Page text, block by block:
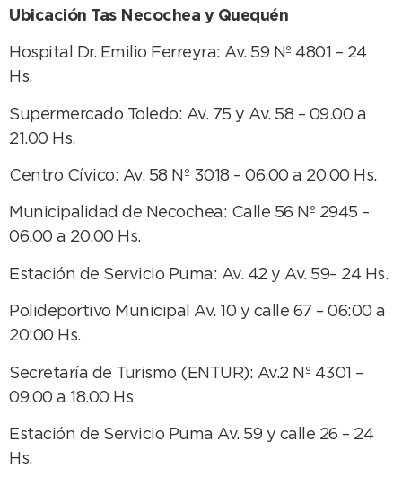
Ubicación Tas Necochea y Quequén
Hospital Dr. Emilio Ferreyra: Av. 59 Nº 4801 – 24
Hs.
Supermercado Toledo: Av. 75 y Av. 58 – 09.00 a
21.00 Hs.
Centro Cívico: Av. 58 Nº 3018 – 06.00 a 20.00 Hs.
Municipalidad de Necochea: Calle 56 Nº 2945 –
06.00 a 20.00 Hs.
Estación de Servicio Puma: Av. 42 y Av. 59– 24 Hs.
Polideportivo Municipal Av. 10 y calle 67 – 06:00 a
20:00 Hs.
Secretaría de Turismo (ENTUR): Av.2 Nº 4301 –
09.00 a 18.00 Hs
Estación de Servicio Puma Av. 59 y calle 26 – 24
Hs.